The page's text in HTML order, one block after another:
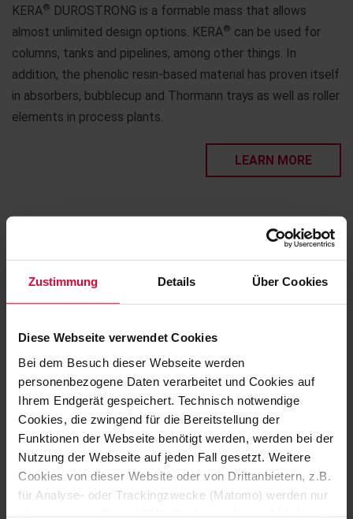
Zustimmung Details Über Cookies
Diese Webseite verwendet Cookies
Bei dem Besuch dieser Webseite werden
personenbezogene Daten verarbeitet und Cookies auf
Ihrem Endgerät gespeichert. Technisch notwendige
Cookies, die zwingend für die Bereitstellung der
Funktionen der Webseite benötigt werden, werden bei der
Nutzung der Webseite auf jeden Fall gesetzt. Weitere
Cookies von dieser Website oder von Drittanbietern, z.B.
für Analyse- oder Trackingzwecke (Matomo) werden nur
KERA® DUROSTRONG is a formable mass that allows
almost unlimited design options. KERA® can be used for
columns, tanks and pipelines, among other things. In
addition, the phenolic resin-based material has proven itself
in absorbers, bubblecup and Thormann trays as well as roller
elements in process plants.
LEARN MORE